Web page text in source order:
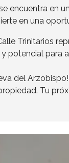
encuentra en
en una
Trinitarios
potencial para
del
Tu